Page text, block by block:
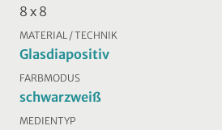
8 x 8
MATERIAL / TECHNIK
Glasdiapositiv
FARBMODUS
schwarzweiß
MEDIENTYP